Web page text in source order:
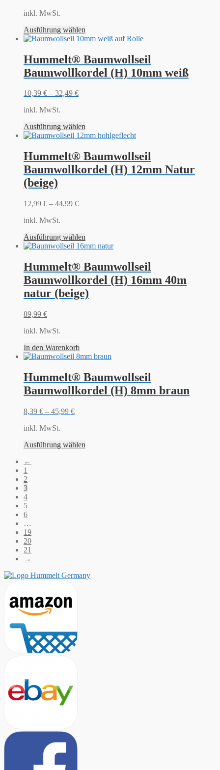
inkl. MwSt.
Ausführung wählen
Hummelt® Baumwollseil
Baumwollkordel (H) 10mm weiß
10,39 € – 32,49 €
inkl. MwSt.
Ausführung wählen
Hummelt® Baumwollseil
Baumwollkordel (H) 12mm Natur
(beige)
12,99 € – 44,99 €
inkl. MwSt.
Ausführung wählen
Hummelt® Baumwollseil
Baumwollkordel (H) 16mm 40m
natur (beige)
89,99 €
inkl. MwSt.
In den Warenkorb
Hummelt® Baumwollseil
Baumwollkordel (H) 8mm braun
8,39 € – 45,99 €
inkl. MwSt.
Ausführung wählen
←
1
2
3
4
5
6
…
19
20
21
→